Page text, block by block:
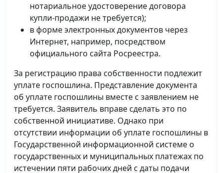
нотариальное удостоверение договора
купли-продажи не требуется);
в форме электронных документов через
Интернет, например, посредством
официального сайта Росреестра.
За регистрацию права собственности подлежит
уплате госпошлина. Представление документа
об уплате госпошлины вместе с заявлением не
требуется. Заявитель вправе сделать это по
собственной инициативе. Однако при
отсутствии информации об уплате госпошлины в
Государственной информационной системе о
государственных и муниципальных платежах по
истечении пяти рабочих дней с даты подачи